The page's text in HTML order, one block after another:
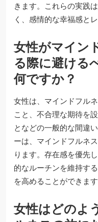
きます。これらの実践
く、感情的な幸福感と
女性がマイン
る際に避ける
何ですか？
女性は、マインドフル
こと、不合理な期待を
となどの一般的な間違
ーは、マインドフルネ
ります。存在感を優先
的なルーチンを維持す
を高めることができます
女性はどのよ